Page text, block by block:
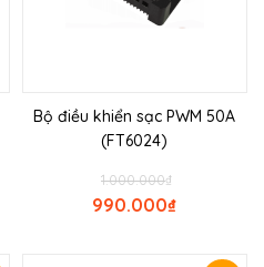
Bộ điều khiển sạc PWM 50A
(FT6024)
₫
1.000.000
₫
990.000